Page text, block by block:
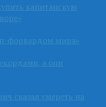
капитанскую
форвардом мира»
а они
сказал умереть на